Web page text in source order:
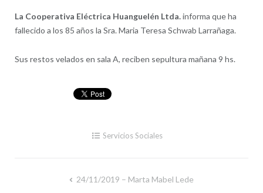
La Cooperativa Eléctrica Huanguelén Ltda.informa que ha
fallecido a los 85 años la Sra. Maria Teresa Schwab Larrañaga.
Sus restos velados en sala A, reciben sepultura mañana 9 hs.
Servicios Sociales
24/11/2019 – Marta Mabel Lede